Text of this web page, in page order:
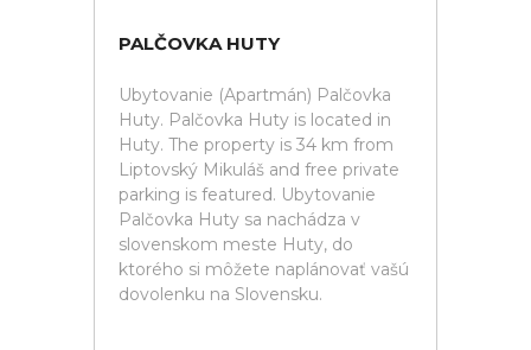
PALČOVKA HUTY
Ubytovanie (Apartmán) Palčovka
Huty. Palčovka Huty is located in
Huty. The property is 34 km from
Liptovský Mikuláš and free private
parking is featured. Ubytovanie
Palčovka Huty sa nachádza v
slovenskom meste Huty, do
ktorého si môžete naplánovať vašú
dovolenku na Slovensku.